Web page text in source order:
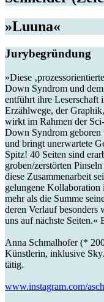
»Luuna«
Jurybegründung
»Diese
Down Syndrom und
entführt ihre Leserschaft
Erzählwege, der
wirkt im Rahmen der
Down Syndrom
und bringt unerwartete
Spitz! 40 Seiten sind
groben/zerstörten
diese Zusammenarbeit
gelungene Kollaboration
mehr als die Summe
deren Verlauf besonders
uns auf nächste
Anna Schmalhofer (*
Künstlerin, inklusive
tätig.
www.instagram.com/